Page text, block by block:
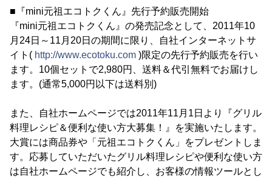
■『mini元祖エコトクくん』先行予約販売開始
『mini元祖エコトクくん』の発売記念として、2011年10
月24日～11月20日の期間に限り、自社インターネットサ
イト( http://www.ecotoku.com )限定の先行予約販売を行い
ます。10個セットで2,980円、送料＆代引無料でお届けし
ます。(通常5,000円以下は送料別)
また、自社ホームページでは2011年11月1日より『グリル
料理レシピ＆便利な使い方大募集！』を実施いたします。
大賞には商品券や「元祖エコトクくん」をプレゼントしま
す。応募していただいたグリル料理レシピや便利な使い方
は自社ホームページでも紹介し、お客様の情報ツールとし